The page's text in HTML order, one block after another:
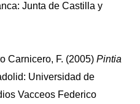
Junta de Castilla y
Carnicero, F. (2005) Pintia
Universidad de
Vacceos Federico